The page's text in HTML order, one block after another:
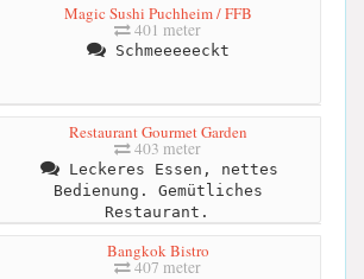
Magic Sushi Puchheim / FFB
401 meter
Schmeeeeeckt
Restaurant Gourmet Garden
403 meter
Leckeres Essen, nettes
Bedienung. Gemütliches
Restaurant.
Bangkok Bistro
407 meter